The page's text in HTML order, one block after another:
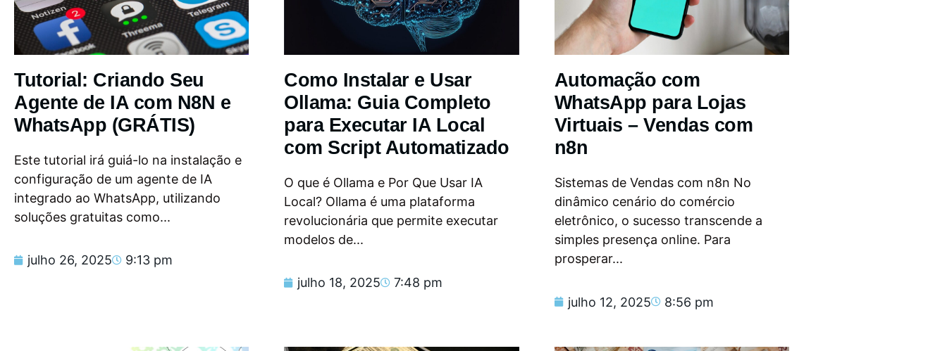
Tutorial: Criando Seu
Agente de IA com N8N e
WhatsApp (GRÁTIS)
Este tutorial irá guiá-lo na instalação e
configuração de um agente de IA
integrado ao WhatsApp, utilizando
soluções gratuitas como...
julho 26, 2025 9:13 pm
Como Instalar e Usar
Ollama: Guia Completo
para Executar IA Local
com Script Automatizado
O que é Ollama e Por Que Usar IA
Local? Ollama é uma plataforma
revolucionária que permite executar
modelos de...
julho 18, 2025 7:48 pm
Automação com
WhatsApp para Lojas
Virtuais – Vendas com
n8n
Sistemas de Vendas com n8n No
dinâmico cenário do comércio
eletrônico, o sucesso transcende a
simples presença online. Para
prosperar...
julho 12, 2025 8:56 pm